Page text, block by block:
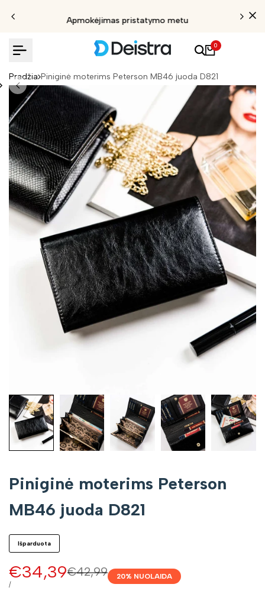
Apmokėjimas pristatymo metu
0
Pradžia Piniginė moterims Peterson MB46 juoda D821
Piniginė moterims Peterson
MB46 juoda D821
Išparduota
Įprasta
€42,99
Pardavimo
kaina
€34,39
VIENETO
/
20% NUOLAIDA